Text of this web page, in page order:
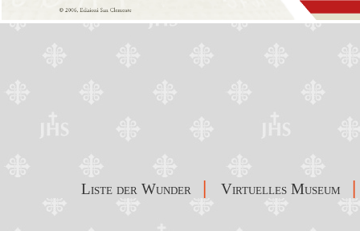
Liste der Wunder Virtuelles Museum